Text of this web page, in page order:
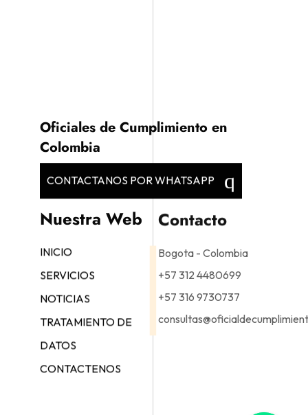
Oficiales de Cumplimiento en
Colombia
CONTACTANOS POR WHATSAPP
Nuestra Web
INICIO
SERVICIOS
NOTICIAS
TRATAMIENTO DE
DATOS
CONTACTENOS
Contacto
Bogota - Colombia
+57 312 4480699
+57 316 9730737